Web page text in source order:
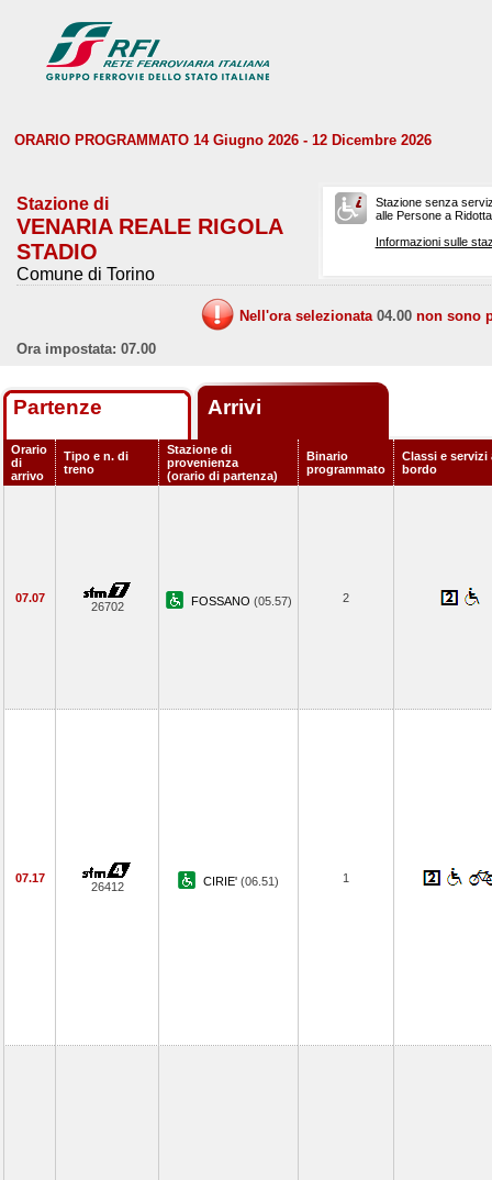
ORARIO PROGRAMMATO 14 Giugno 2026 - 12 Dicembre 2026
Stazione di
VENARIA REALE RIGOLA
STADIO
Comune di Torino
Stazione senza
alle Persone a
Informazioni sulle
Nell'ora selezionata 04.00 non sono
Ora impostata: 07.00
Partenze Arrivi
Orario
di
arrivo
Tipo e n. di
treno
Stazione di
provenienza
(orario di partenza)
Binario
programmato
Classi e servizi
bordo
07.07
26702 FOSSANO (05.57) 2
07.17
26412 CIRIE' (06.51) 1